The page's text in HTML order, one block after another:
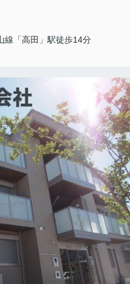
線「高田」駅徒歩14分